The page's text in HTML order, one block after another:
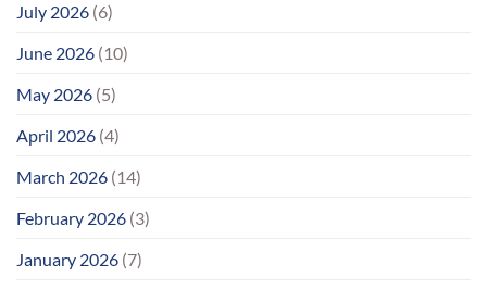
July 2026 (6)
June 2026 (10)
May 2026 (5)
April 2026 (4)
March 2026 (14)
February 2026 (3)
January 2026 (7)